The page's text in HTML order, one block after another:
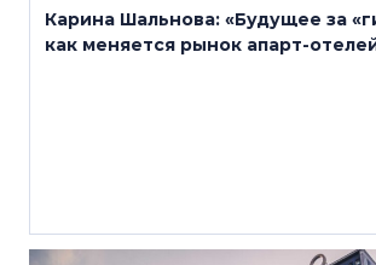
Карина Шальнова: «Будущее за
как меняется рынок апарт-